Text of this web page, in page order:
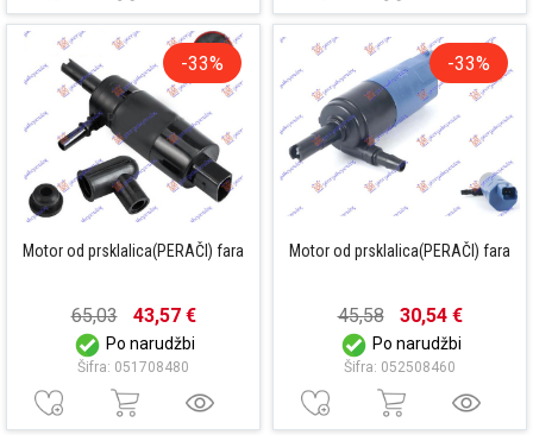
-33%
Motor od prsklalica(PERAČI) fara
65,03 43,57 €
Po narudžbi
Šifra: 051708480
-33%
Motor od prsklalica(PERAČI) fara
45,58 30,54 €
Po narudžbi
Šifra: 052508460